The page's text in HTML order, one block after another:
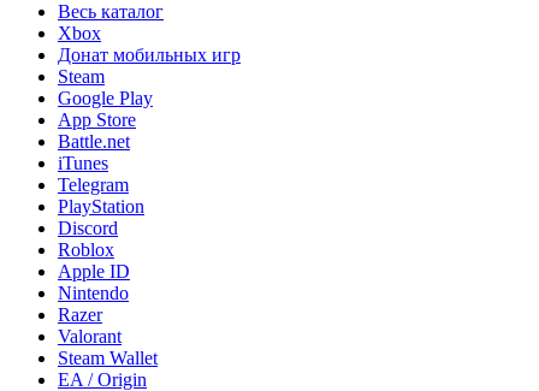
Весь каталог
Xbox
Донат мобильных игр
Steam
Google Play
App Store
Battle.net
iTunes
Telegram
PlayStation
Discord
Roblox
Apple ID
Nintendo
Razer
Valorant
Steam Wallet
EA / Origin